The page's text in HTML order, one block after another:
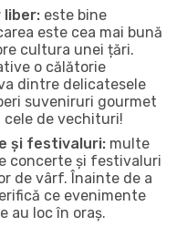
liber: este bine
este cea mai bună
cultura unei țări.
o călătorie
dintre delicatesele
suveniruri gourmet
cele de vechituri!
și festivaluri: multe
concerte și festivaluri
de vârf. Înainte de a
ce evenimente
au loc în oraș.